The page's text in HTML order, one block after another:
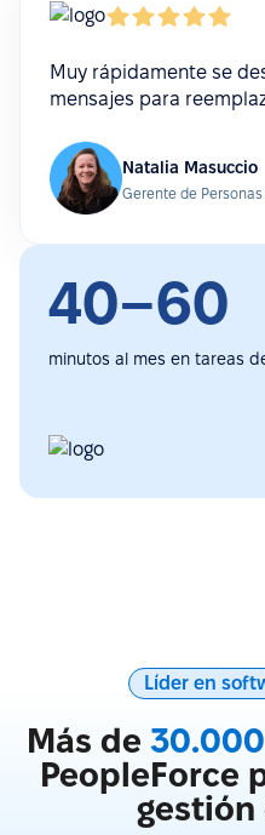
Muy rápidamente se
mensajes para
Natalia Masuccio
Gerente de
40–60
minutos al mes en tareas
Líder en
Más de 30.000
PeopleForce
gestión